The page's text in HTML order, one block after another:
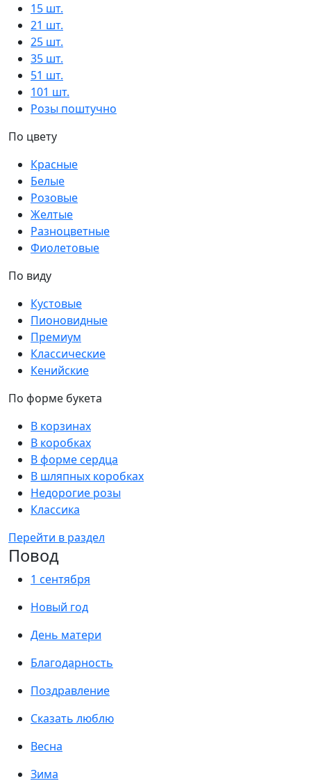
15 шт.
21 шт.
25 шт.
35 шт.
51 шт.
101 шт.
Розы поштучно
По цвету
Красные
Белые
Розовые
Желтые
Разноцветные
Фиолетовые
По виду
Кустовые
Пионовидные
Премиум
Классические
Кенийские
По форме букета
В корзинах
В коробках
В форме сердца
В шляпных коробках
Недорогие розы
Классика
Перейти в раздел
Повод
1 сентября
Новый год
День матери
Благодарность
Поздравление
Сказать люблю
Весна
Зима